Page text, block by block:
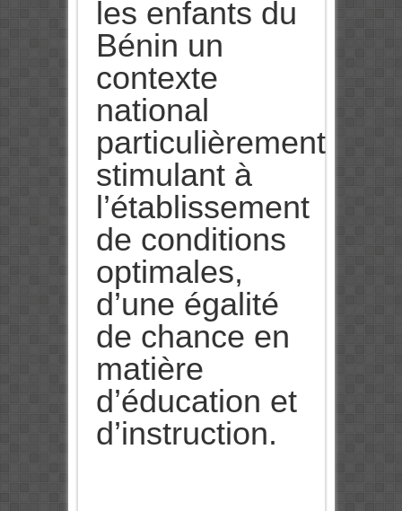
les enfants du
Bénin un
contexte
national
particulièrement
stimulant à
l’établissement
de conditions
optimales,
d’une égalité
de chance en
matière
d’éducation et
d’instruction.